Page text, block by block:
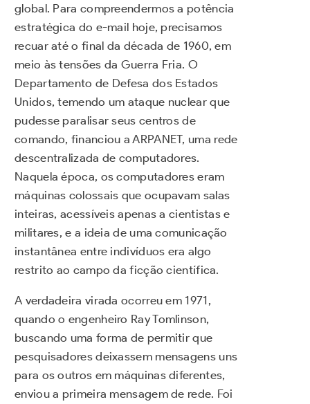
global. Para compreendermos a potência
estratégica do e-mail hoje, precisamos
recuar até o final da década de 1960, em
meio às tensões da Guerra Fria. O
Departamento de Defesa dos Estados
Unidos, temendo um ataque nuclear que
pudesse paralisar seus centros de
comando, financiou a ARPANET, uma rede
descentralizada de computadores.
Naquela época, os computadores eram
máquinas colossais que ocupavam salas
inteiras, acessíveis apenas a cientistas e
militares, e a ideia de uma comunicação
instantânea entre indivíduos era algo
restrito ao campo da ficção científica.
A verdadeira virada ocorreu em 1971,
quando o engenheiro Ray Tomlinson,
buscando uma forma de permitir que
pesquisadores deixassem mensagens uns
para os outros em máquinas diferentes,
enviou a primeira mensagem de rede. Foi